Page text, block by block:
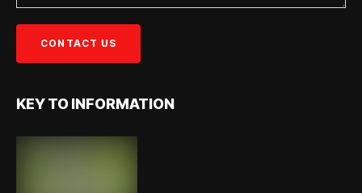
KEY TO INFORMATION